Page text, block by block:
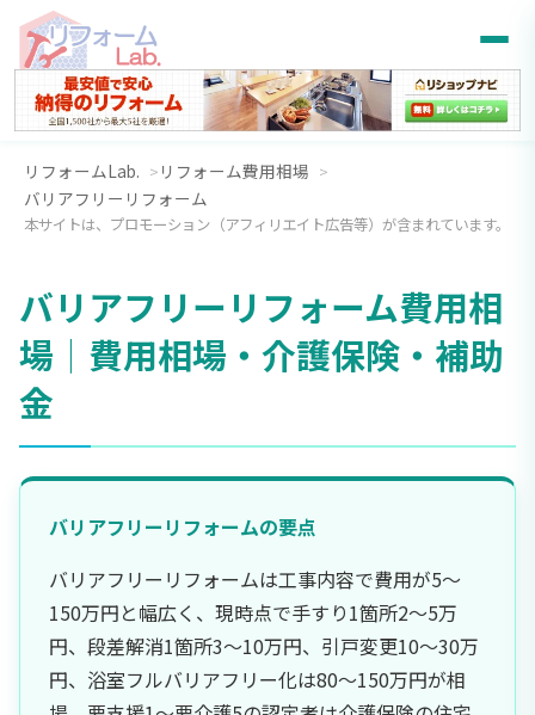
リフォームLab.
リフォーム費用相場
バリアフリーリフォーム
本サイトは、プロモーション（アフィリエイト広告等）が含まれています。
バリアフリーリフォーム費用相
場｜費用相場・介護保険・補助
金
バリアフリーリフォームの要点
バリアフリーリフォームは工事内容で費用が5〜
150万円と幅広く、現時点で手すり1箇所2〜5万
円、段差解消1箇所3〜10万円、引戸変更10〜30万
円、浴室フルバリアフリー化は80〜150万円が相